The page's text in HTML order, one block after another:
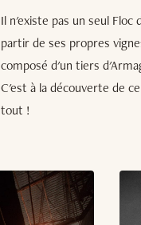
Il n'existe pas un seul Floc
partir de ses propres
composé d'un tiers
C'est à la découverte de
tout !